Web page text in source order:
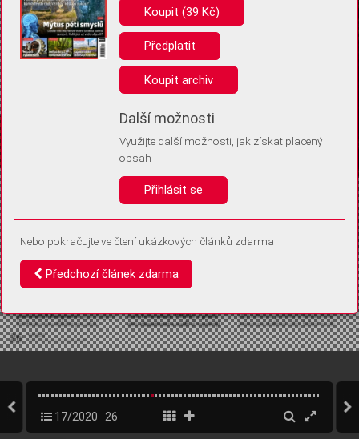
Pro základní fungování webu nepotřebujeme ukládat žádné informace
(tzv. cookies apod.). Rádi bychom vás ale požádali o souhlas s
uložením volitelných informací:
Anonymní unikátní ID
Díky němu příště poznáme, že se jedná o stejné zařízení, a
Identifikátor je zcela anonymní.
Vaše souhlasy a odmítnutí si ukládáme do vašeho zařízení, abychom se
vás už příště znovu neptali. Můžete je kdykoli později upravit ve Správě
17/2020 26
Koupit (39 Kč)
Předplatit
Koupit archiv
Další možnosti
Využijte další možnosti, jak získat placený
obsah
Přihlásit se
Nebo pokračujte ve čtení ukázkových článků zdarma
Předchozí článek zdarma